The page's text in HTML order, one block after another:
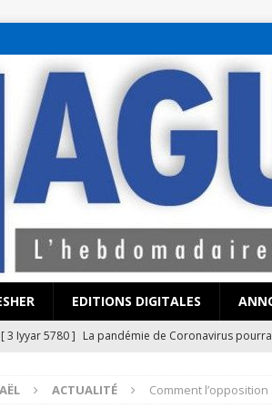
escort bayanlar
ucuz sex sohbet hattı numaraları
EDITIONS DIGITALES
[ 3 Iyyar 5780 ] Le rav Messod Hamou zatsal,
[ 11 Nisan 5780 ] Une ère nouvelle dans l’Histoire
ACTUALITÉ Comment